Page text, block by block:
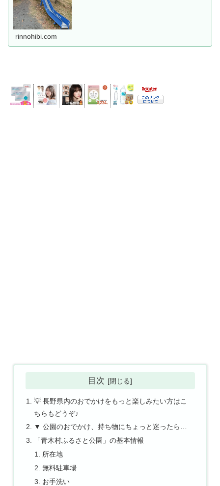
rinnohibi.com
目次
💡 長野県内のおでかけをもっと楽しみたい方はこ
ちらもどうぞ♪
▼ 公園のおでかけ、持ち物にちょっと迷ったら…
「青木村ふるさと公園」の基本情報
所在地
無料駐車場
お手洗い